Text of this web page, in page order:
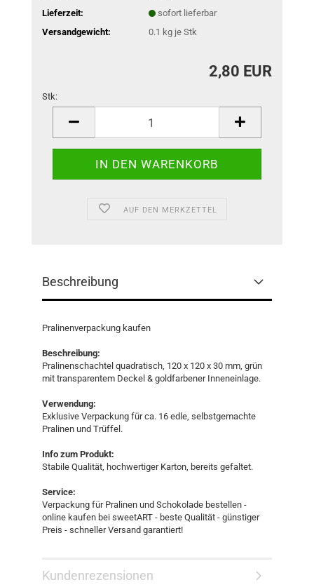
Lieferzeit:
sofort lieferbar
Versandgewicht:
0.1 kg je Stk
2,80 EUR
Stk:
AUF DEN MERKZETTEL
Beschreibung
Pralinenverpackung kaufen
Beschreibung:
Pralinenschachtel quadratisch, 120 x 120 x 30 mm, grün
mit transparentem Deckel & goldfarbener Inneneinlage.
Verwendung:
Exklusive Verpackung für ca. 16 edle, selbstgemachte
Pralinen und Trüffel.
Info zum Produkt:
Stabile Qualität, hochwertiger Karton, bereits gefaltet.
Service:
Verpackung für Pralinen und Schokolade bestellen -
online kaufen bei sweetART - beste Qualität - günstiger
Preis - schneller Versand garantiert!
Kundenrezensionen